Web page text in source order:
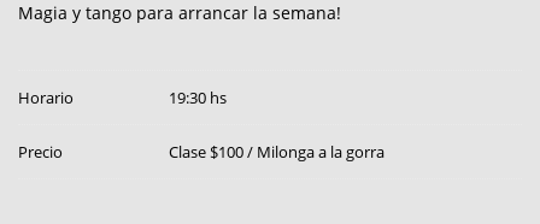
Magia y tango para arrancar la semana!
Horario 19:30 hs
Precio Clase $100 / Milonga a la gorra